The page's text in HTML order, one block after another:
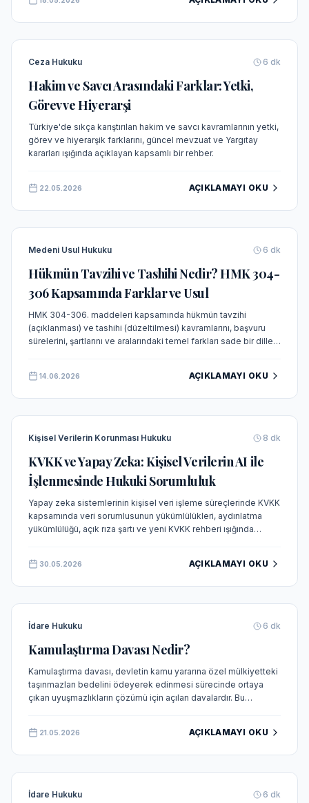
Ceza Hukuku 6 dk
Hakim ve Savcı Arasındaki Farklar: Yetki,
Görev ve Hiyerarşi
Türkiye'de sıkça karıştırılan hakim ve savcı kavramlarının yetki,
görev ve hiyerarşik farklarını, güncel mevzuat ve Yargıtay
kararları ışığında açıklayan kapsamlı bir rehber.
22.05.2026 AÇIKLAMAYI OKU
Medeni Usul Hukuku 6 dk
Hükmün Tavzihi ve Tashihi Nedir? HMK 304-
306 Kapsamında Farklar ve Usul
HMK 304-306. maddeleri kapsamında hükmün tavzihi
(açıklanması) ve tashihi (düzeltilmesi) kavramlarını, başvuru
sürelerini, şartlarını ve aralarındaki temel farkları sade bir dille
14.06.2026 AÇIKLAMAYI OKU
Kişisel Verilerin Korunması Hukuku 8 dk
KVKK ve Yapay Zeka: Kişisel Verilerin AI ile
İşlenmesinde Hukuki Sorumluluk
Yapay zeka sistemlerinin kişisel veri işleme süreçlerinde KVKK
kapsamında veri sorumlusunun yükümlülükleri, aydınlatma
yükümlülüğü, açık rıza şartı ve yeni KVKK rehberi ışığında
30.05.2026 AÇIKLAMAYI OKU
İdare Hukuku 6 dk
Kamulaştırma Davası Nedir?
Kamulaştırma davası, devletin kamu yararına özel mülkiyetteki
taşınmazları bedelini ödeyerek edinmesi sürecinde ortaya
çıkan uyuşmazlıkların çözümü için açılan davalardır. Bu
21.05.2026 AÇIKLAMAYI OKU
İdare Hukuku 6 dk